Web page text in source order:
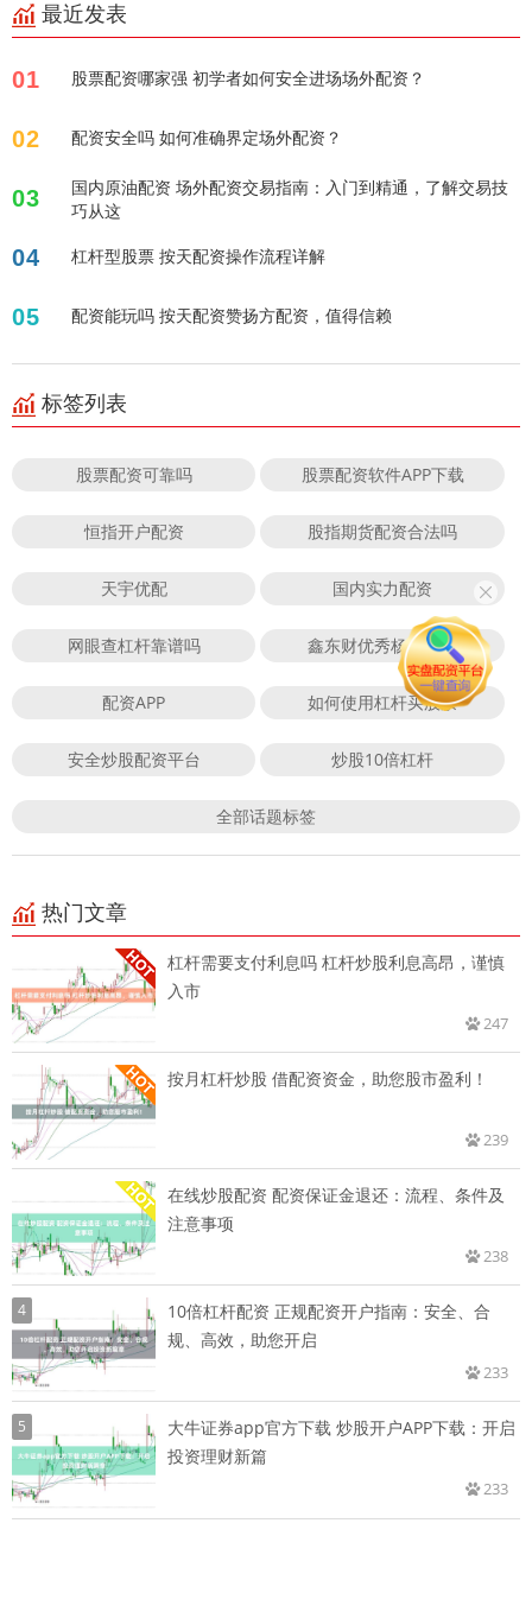
最近发表
01 股票配资哪家强 初学者如何安全进场场外配资？
02 配资安全吗 如何准确界定场外配资？
03
国内原油配资 场外配资交易指南：入门到精通，了解交易技
巧从这
04 杠杆型股票 按天配资操作流程详解
05 配资能玩吗 按天配资赞扬方配资，值得信赖
标签列表
股票配资可靠吗 股票配资软件APP下载
恒指开户配资 股指期货配资合法吗
天宇优配 国内实力配资
网眼查杠杆靠谱吗 鑫东财优秀杨方配资
配资APP 如何使用杠杆买股票
安全炒股配资平台 炒股10倍杠杆
全部话题标签
热门文章
杠杆需要支付利息吗 杠杆炒股利息高昂，谨慎
入市
247
按月杠杆炒股 借配资资金，助您股市盈利！
239
在线炒股配资 配资保证金退还：流程、条件及
注意事项
238
4
10倍杠杆配资 正规配资开户指南：安全、合
规、高效，助您开启
233
5
大牛证券app官方下载 炒股开户APP下载：开启
投资理财新篇
233